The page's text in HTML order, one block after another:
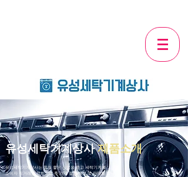
유성세탁기계상사제품소개
유성세탁기계상사는 품질 좋은 산업용 중고 세탁기계를
소비자 직거래로 전화상담 후 가격 절충 매입 및 판매를 합니다.